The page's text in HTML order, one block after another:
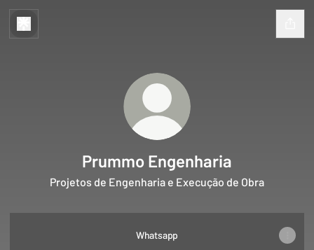
Prummo Engenharia
Projetos de Engenharia e Execução de Obra
Whatsapp